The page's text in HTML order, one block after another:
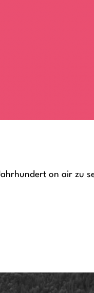
on air zu